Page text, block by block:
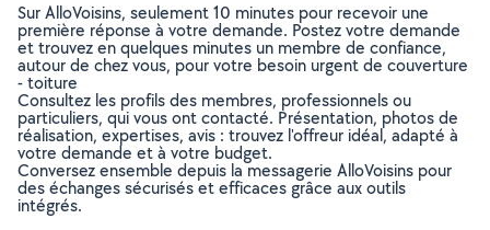
Sur AlloVoisins, seulement 10 minutes pour recevoir une
première réponse à votre demande. Postez votre demande
et trouvez en quelques minutes un membre de confiance,
autour de chez vous, pour votre besoin urgent de couverture
- toiture
Consultez les profils des membres, professionnels ou
particuliers, qui vous ont contacté. Présentation, photos de
réalisation, expertises, avis : trouvez l'offreur idéal, adapté à
votre demande et à votre budget.
Conversez ensemble depuis la messagerie AlloVoisins pour
des échanges sécurisés et efficaces grâce aux outils
intégrés.